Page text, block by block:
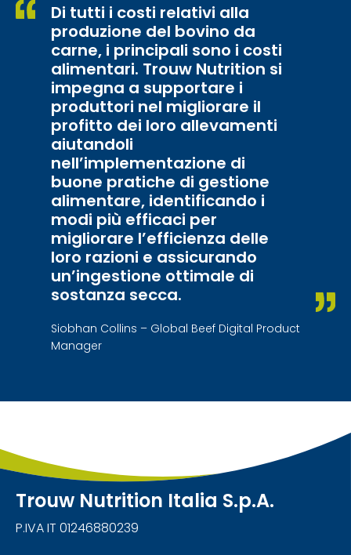
Di tutti i costi relativi alla
produzione del bovino da
carne, i principali sono i costi
alimentari. Trouw Nutrition si
impegna a supportare i
produttori nel migliorare il
profitto dei loro allevamenti
aiutandoli
nell’implementazione di
buone pratiche di gestione
alimentare, identificando i
modi più efficaci per
migliorare l’efficienza delle
loro razioni e assicurando
un’ingestione ottimale di
sostanza secca.
Siobhan Collins – Global Beef Digital Product
Manager
Trouw Nutrition Italia S.p.A.
P.IVA IT 01246880239